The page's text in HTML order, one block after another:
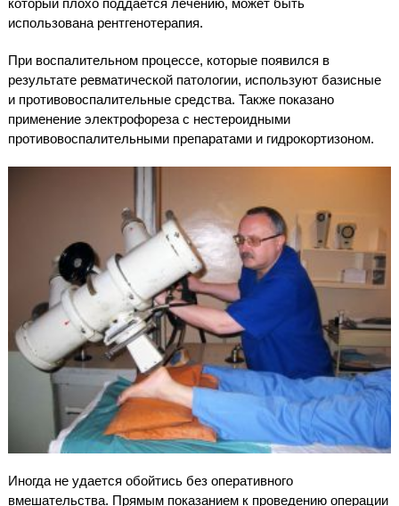
использована рентгенотерапия.
При воспалительном процессе, которые появился в
результате ревматической патологии, используют базисные
и противовоспалительные средства. Также показано
применение электрофореза с нестероидными
противовоспалительными препаратами и гидрокортизоном.
Иногда не удается обойтись без оперативного
вмешательства. Прямым показанием к проведению операции